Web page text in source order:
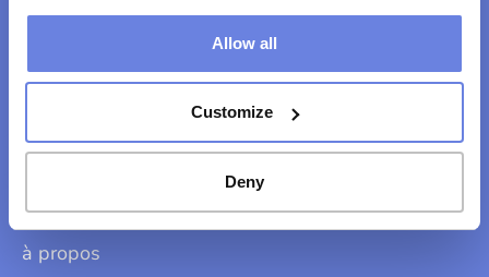
Allow all
Customize
Deny
Trouvez votre chemin
Solutions
Jeux HTML5
à propos